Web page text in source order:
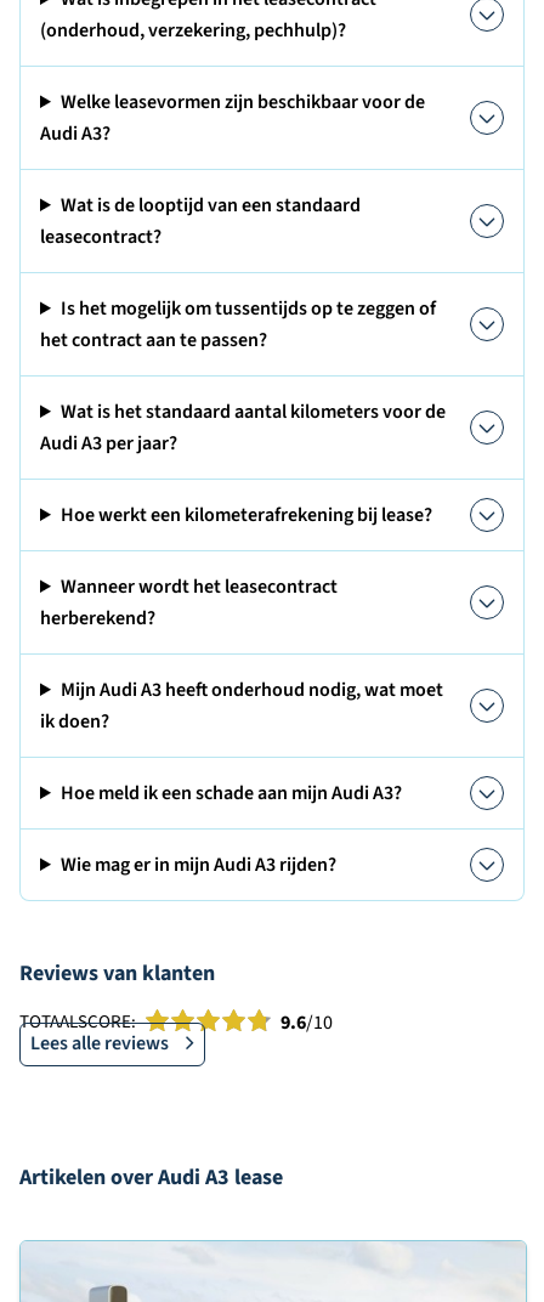
(onderhoud, verzekering, pechhulp)?
Welke leasevormen zijn beschikbaar voor de
Audi A3?
Wat is de looptijd van een standaard
leasecontract?
Is het mogelijk om tussentijds op te zeggen of
het contract aan te passen?
Wat is het standaard aantal kilometers voor de
Audi A3 per jaar?
Hoe werkt een kilometerafrekening bij lease?
Wanneer wordt het leasecontract
herberekend?
Mijn Audi A3 heeft onderhoud nodig, wat moet
ik doen?
Hoe meld ik een schade aan mijn Audi A3?
Wie mag er in mijn Audi A3 rijden?
Reviews van klanten
TOTAALSCORE: 9.6/10
Lees alle reviews
Artikelen over Audi A3 lease